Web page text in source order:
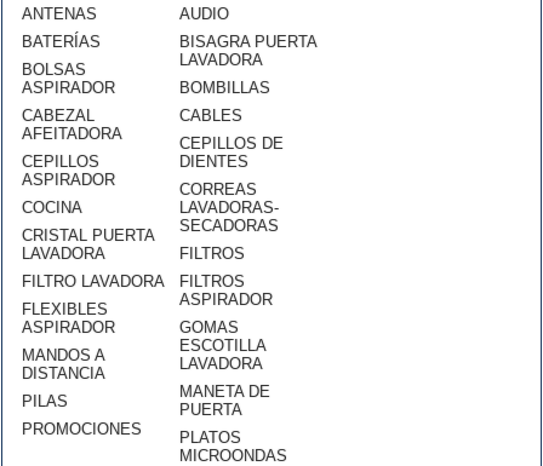
ANTENAS
BATERÍAS
BOLSAS
ASPIRADOR
CABEZAL
AFEITADORA
CEPILLOS
ASPIRADOR
COCINA
CRISTAL PUERTA
LAVADORA
FILTRO LAVADORA
FLEXIBLES
ASPIRADOR
MANDOS A
DISTANCIA
PILAS
PROMOCIONES
AUDIO
BISAGRA PUERTA
LAVADORA
BOMBILLAS
CABLES
CEPILLOS DE
DIENTES
CORREAS
LAVADORAS-
SECADORAS
FILTROS
FILTROS
ASPIRADOR
GOMAS
ESCOTILLA
LAVADORA
MANETA DE
PUERTA
PLATOS
MICROONDAS